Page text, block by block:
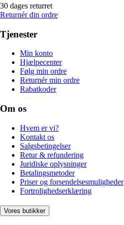
30 dages returret
Returnér din ordre
Tjenester
Min konto
Hjælpecenter
Følg min ordre
Returnér min ordre
Rabatkoder
Om os
Hvem er vi?
Kontakt os
Salgsbetingelser
Retur & refundering
Juridiske oplysninger
Betalingsmetoder
Priser og forsendelsesmuligheder
Fortrolighedserklæring
Vores butikker